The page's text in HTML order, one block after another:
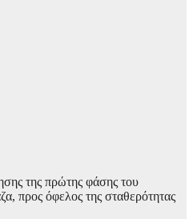
της πρώτης φάσης του
προς όφελος της σταθερότητας